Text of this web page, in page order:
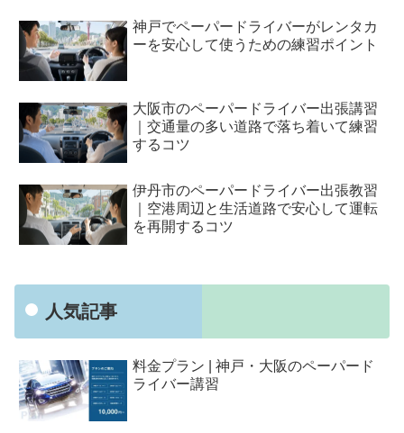
神戸でペーパードライバーがレンタカ
ーを安心して使うための練習ポイント
大阪市のペーパードライバー出張講習
｜交通量の多い道路で落ち着いて練習
するコツ
伊丹市のペーパードライバー出張教習
｜空港周辺と生活道路で安心して運転
を再開するコツ
人気記事
料金プラン | 神戸・大阪のペーパード
ライバー講習